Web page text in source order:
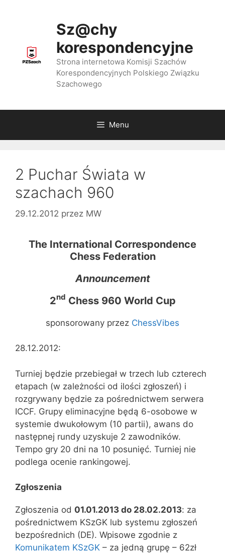
Sz@chy
korespondencyjne
Strona internetowa Komisji Szachów
Korespondencyjnych Polskiego Związku
Szachowego
Menu
2 Puchar Świata w
szachach 960
29.12.2012 przez MW
The International Correspondence
Chess Federation
Announcement
2nd Chess 960 World Cup
sponsorowany przez ChessVibes
28.12.2012:
Turniej będzie przebiegał w trzech lub czterech
etapach (w zależności od ilości zgłoszeń) i
rozgrywany będzie za pośrednictwem serwera
ICCF. Grupy eliminacyjne będą 6-osobowe w
systemie dwukołowym (10 partii), awans do
następnej rundy uzyskuje 2 zawodników.
Tempo gry 20 dni na 10 posunięć. Turniej nie
podlega ocenie rankingowej.
Zgłoszenia
Zgłoszenia od 01.01.2013 do 28.02.2013: za
pośrednictwem KSzGK lub systemu zgłoszeń
bezpośrednich (DE). Wpisowe zgodnie z
Komunikatem KSzGK – za jedną grupę – 62zł